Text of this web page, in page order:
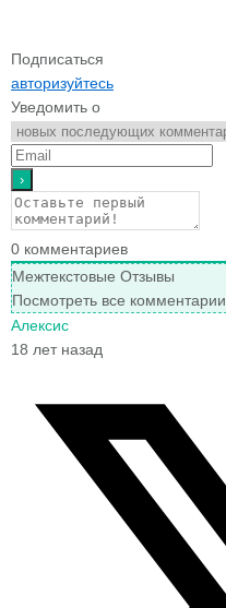
Подписаться
авторизуйтесь
Уведомить о
0 комментариев
Межтекстовые Отзывы
Посмотреть все комментарии
Алексис
18 лет назад